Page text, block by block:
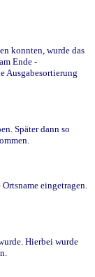
konnten, wurde das
Ende -
Ausgabesortierung
Später dann so
eingetragen.
Hierbei wurde